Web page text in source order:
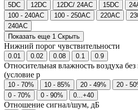
5DC 12DC 12DC/ 24AC 15DC
100 - 240AC
100 - 250AC 220AC
240AC
Показать еще 1 Скрыть
Нижний порог чувствительности
0.01 0.02 0.08 0.1 0.9
Относительная влажность воздуха
(условие р
10 - 70% 10 - 85% 20 - 49% 20 -
0 - 70%
0 - 90% 0...+40
Отношение сигнал/шум, дБ